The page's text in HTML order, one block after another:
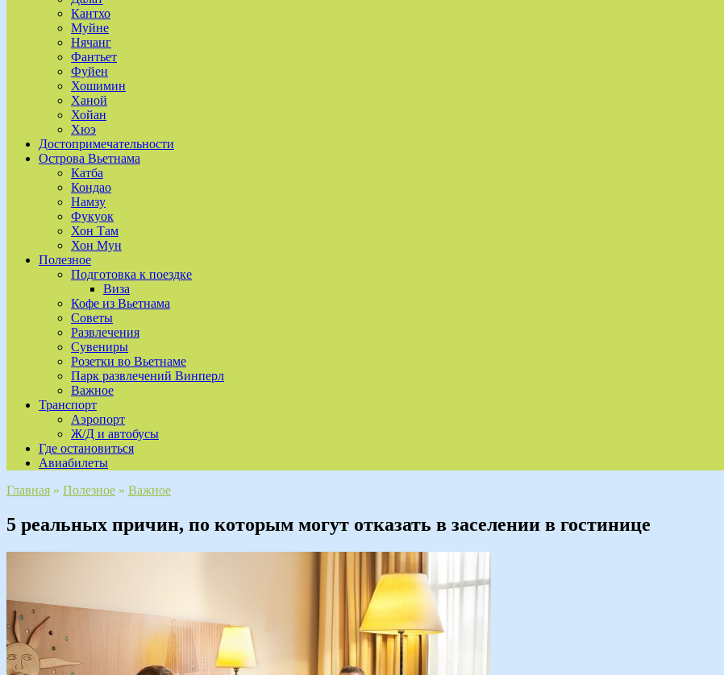
Кантхо
Муйне
Нячанг
Фантьет
Фуйен
Хошимин
Ханой
Хойан
Хюэ
Достопримечательности
Острова Вьетнама
Катба
Кондао
Намзу
Фукуок
Хон Там
Хон Мун
Полезное
Подготовка к поездке
Виза
Кофе из Вьетнама
Советы
Развлечения
Сувениры
Розетки во Вьетнаме
Парк развлечений Винперл
Важное
Транспорт
Аэропорт
Ж/Д и автобусы
Где остановиться
Авиабилеты
Главная » Полезное » Важное
5 реальных причин, по которым могут отказать в заселении в гостинице